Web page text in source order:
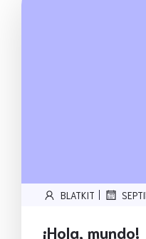
BLATKIT |
¡Hola, mundo!